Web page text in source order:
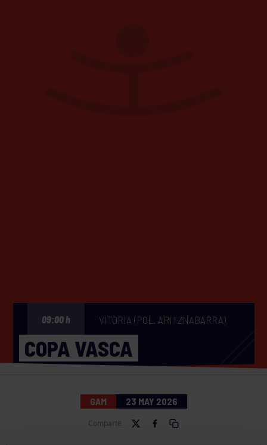
09:00 h VITORIA (POL. ARITZNABARRA)
COPA VASCA
GAM 23 MAY 2026
Comparte